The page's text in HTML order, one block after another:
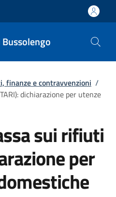
finanze e contravvenzioni /
dichiarazione per utenze
sui rifiuti
per